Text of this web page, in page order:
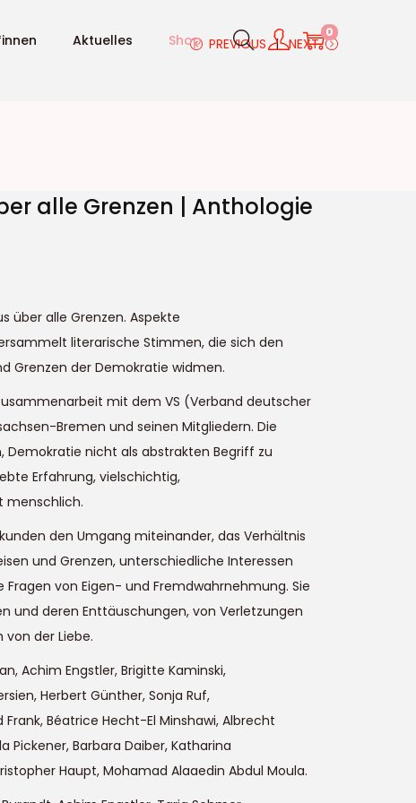
Aktuelles Shop 0
PREVIOUS NEXT
alle Grenzen | Anthologie
über alle Grenzen. Aspekte
literarische Stimmen, die sich den
Grenzen der Demokratie widmen.
mit dem VS (Verband deutscher
Bremen und seinen Mitgliedern. Die
Demokratie nicht als abstrakten Begriff zu
Erfahrung, vielschichtig,
menschlich.
den Umgang miteinander, das Verhältnis
und Grenzen, unterschiedliche Interessen
Fragen von Eigen- und Fremdwahrnehmung. Sie
und deren Enttäuschungen, von Verletzungen
der Liebe.
Achim Engstler, Brigitte Kaminski,
Herbert Günther, Sonja Ruf,
Frank, Béatrice Hecht-El Minshawi, Albrecht
Pickener, Barbara Daiber, Katharina
Haupt, Mohamad Alaaedin Abdul Moula.